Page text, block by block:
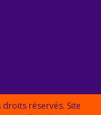
réservés. Site